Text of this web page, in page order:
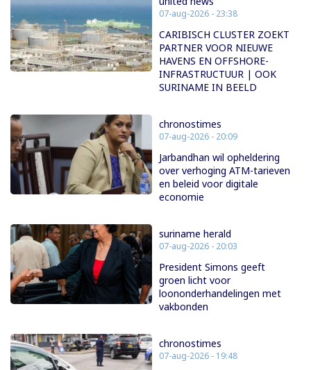
07-aug-2026 - 23:38
CARIBISCH CLUSTER ZOEKT
PARTNER VOOR NIEUWE
HAVENS EN OFFSHORE-
INFRASTRUCTUUR | OOK
SURINAME IN BEELD
chronostimes
07-aug-2026 - 20:09
Jarbandhan wil opheldering
over verhoging ATM-tarieven
en beleid voor digitale
economie
suriname herald
07-aug-2026 - 20:03
President Simons geeft
groen licht voor
loononderhandelingen met
vakbonden
chronostimes
07-aug-2026 - 19:48